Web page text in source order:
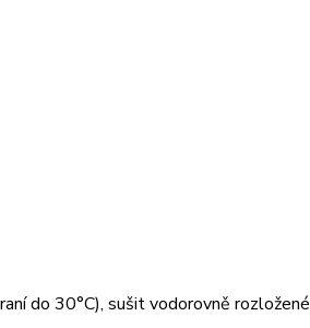
do 30°C), sušit vodorovně rozložené